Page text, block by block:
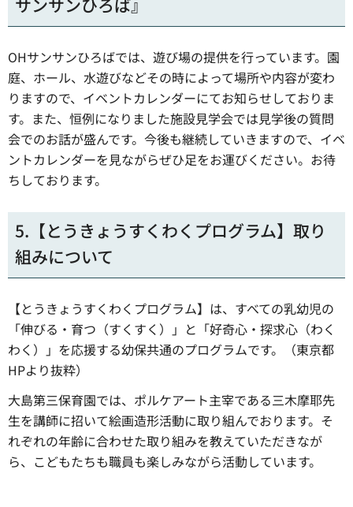
サンサンひろば』
OHサンサンひろばでは、遊び場の提供を行っています。園
庭、ホール、水遊びなどその時によって場所や内容が変わ
りますので、イベントカレンダーにてお知らせしておりま
す。また、恒例になりました施設見学会では見学後の質問
会でのお話が盛んです。今後も継続していきますので、イベ
ントカレンダーを見ながらぜひ足をお運びください。お待
ちしております。
5.【とうきょうすくわくプログラム】取り
組みについて
【とうきょうすくわくプログラム】は、すべての乳幼児の
「伸びる・育つ（すくすく）」と「好奇心・探求心（わく
わく）」を応援する幼保共通のプログラムです。（東京都
HPより抜粋）
大島第三保育園では、ポルケアート主宰である三木摩耶先
生を講師に招いて絵画造形活動に取り組んでおります。そ
れぞれの年齢に合わせた取り組みを教えていただきなが
ら、こどもたちも職員も楽しみながら活動しています。